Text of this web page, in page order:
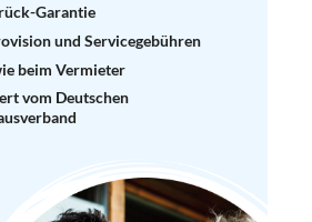
Garantie
und Servicegebühren
beim Vermieter
vom Deutschen